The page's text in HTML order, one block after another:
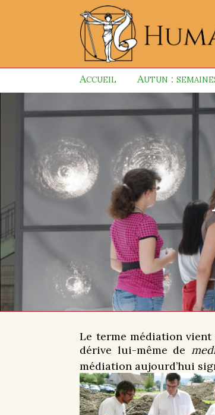
Accueil Autun :
Le terme médiation vient
dérive lui-même de
médiation aujourd’hui